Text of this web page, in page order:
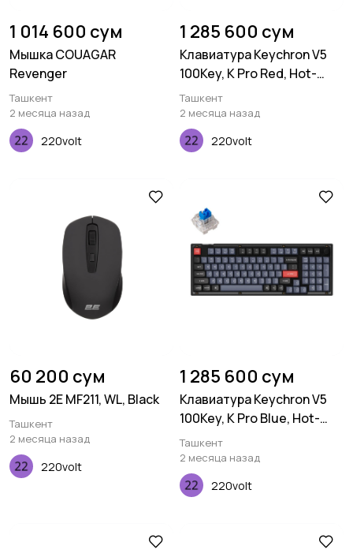
1 014 600 сум
Мышка COUAGAR
Revenger
Ташкент
2 месяца назад
220volt
1 285 600 сум
Клавиатура Keychron V5
100Key, K Pro Red, Hot-
Swap, QMK, Knob, USB-A,
EN/UKR, RGB, Frosted Black
Ташкент
2 месяца назад
220volt
60 200 сум
Мышь 2E MF211, WL, Black
Ташкент
2 месяца назад
220volt
1 285 600 сум
Клавиатура Keychron V5
100Key, K Pro Blue, Hot-
Swap, QMK, Knob, USB-A,
EN/UKR, RGB, Frosted Black
Ташкент
2 месяца назад
220volt